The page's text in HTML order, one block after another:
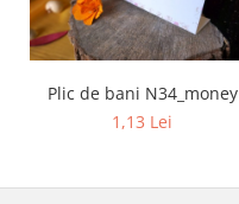
Plic de bani N34_money
1,13 Lei